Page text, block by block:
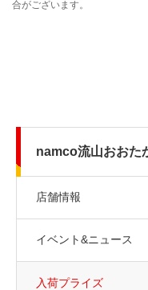
namco流山おおた
店舗情報
イベント&ニュース
入荷プライズ